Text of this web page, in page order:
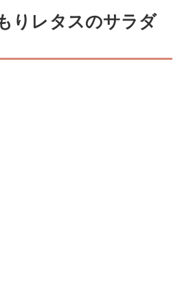
りレタスのサラダ